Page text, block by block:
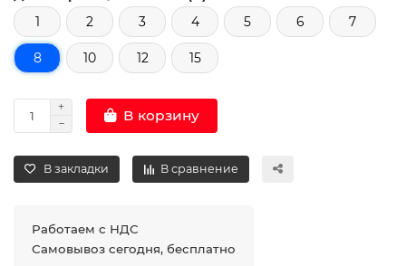
1
2 3 4 5 6 7
8 10 12 15
В корзину
В закладки В сравнение
Работаем с НДС
Самовывоз сегодня, бесплатно